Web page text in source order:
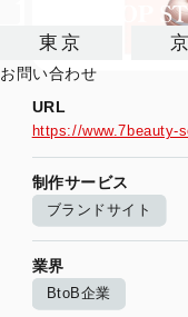
東京
お問い合わせ
URL
https://www.7beauty-
制作サービス
ブランドサイト
業界
BtoB企業